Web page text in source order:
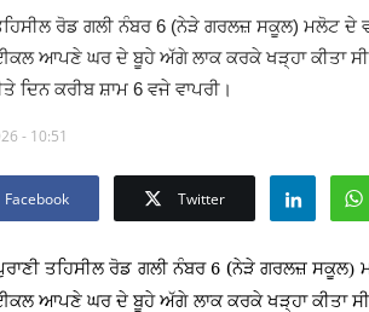
ਰੋਡ ਗਲੀ ਨੰਬਰ 6 (ਨੇੜੇ ਗਰਲਜ਼ ਸਕੂਲ) ਮਲੋਟ
ਆਪਣੇ ਘਰ ਦੇ ਬੂਹੇ ਅੱਗੇ ਲਾਕ ਕਰਕੇ ਖੜ੍ਹਾ ਕੀਤਾ
ਦਿਨ ਕਰੀਬ ਸ਼ਾਮ 6 ਵਜੇ ਵਾਪਰੀ।
- 10:51
Facebook Twitter
ਤਹਿਸੀਲ ਰੋਡ ਗਲੀ ਨੰਬਰ 6 (ਨੇੜੇ ਗਰਲਜ਼ ਸਕੂਲ)
ਆਪਣੇ ਘਰ ਦੇ ਬੂਹੇ ਅੱਗੇ ਲਾਕ ਕਰਕੇ ਖੜ੍ਹਾ ਕੀਤਾ